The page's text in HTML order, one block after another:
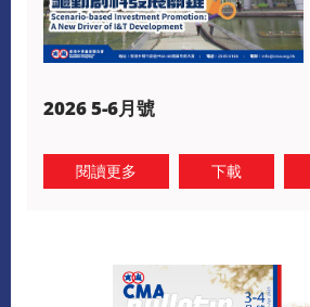
2026 5-6月號
閱讀更多 下載